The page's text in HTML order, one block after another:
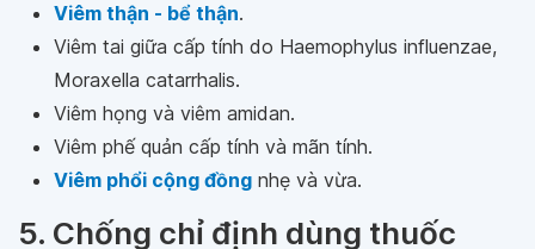
Viêm thận - bể thận.
Viêm tai giữa cấp tính do Haemophylus influenzae,
Moraxella catarrhalis.
Viêm họng và viêm amidan.
Viêm phế quản cấp tính và mãn tính.
Viêm phổi cộng đồng nhẹ và vừa.
5. Chống chỉ định dùng thuốc